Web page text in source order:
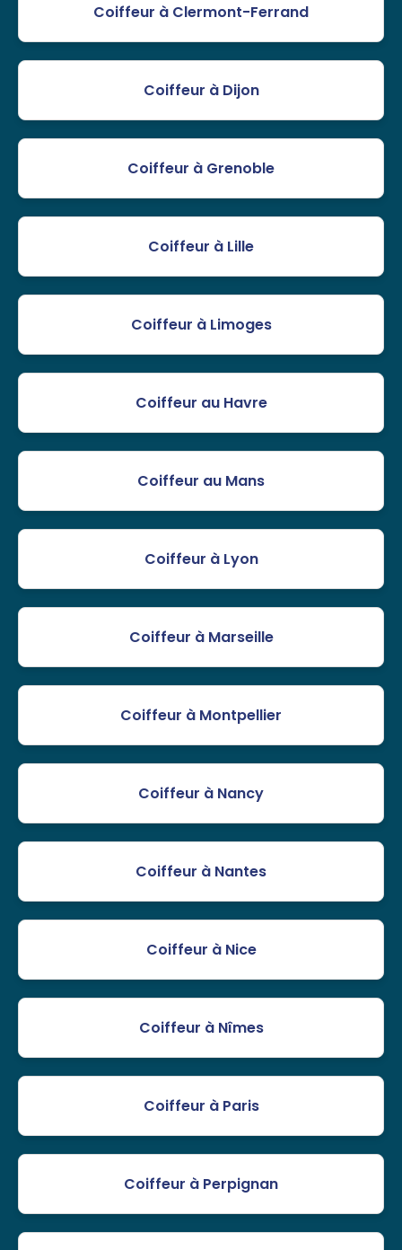
Coiffeur à Clermont-Ferrand
Coiffeur à Dijon
Coiffeur à Grenoble
Coiffeur à Lille
Coiffeur à Limoges
Coiffeur au Havre
Coiffeur au Mans
Coiffeur à Lyon
Coiffeur à Marseille
Coiffeur à Montpellier
Coiffeur à Nancy
Coiffeur à Nantes
Coiffeur à Nice
Coiffeur à Nîmes
Coiffeur à Paris
Coiffeur à Perpignan